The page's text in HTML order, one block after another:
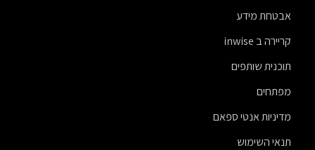
אבטחת מידע
קריירה ב inwise
תוכנית שותפים
מפתחים
מדיניות אנטי ספאם
תנאי השימוש